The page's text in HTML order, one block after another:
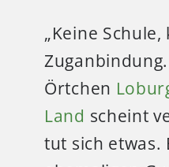
„Keine Schule,
Örtchen
Land scheint
tut sich etwas.